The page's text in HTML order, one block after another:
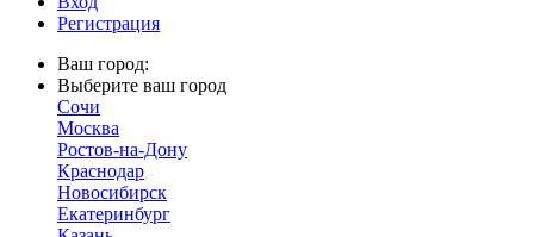
Регистрация
Ваш город:
Выберите ваш город
Сочи
Москва
Ростов-на-Дону
Краснодар
Новосибирск
Екатеринбург